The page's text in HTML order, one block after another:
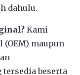
dahulu.
Kami
maupun
beserta